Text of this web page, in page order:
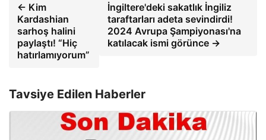
← Kim
Kardashian
sarhoş halini
paylaştı! “Hiç
hatırlamıyorum”
İngiltere'deki sakatlık İngiliz
taraftarları adeta sevindirdi!
2024 Avrupa Şampiyonası'na
katılacak ismi görünce →
Tavsiye Edilen Haberler